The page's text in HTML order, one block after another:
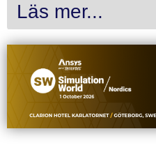
Läs mer...